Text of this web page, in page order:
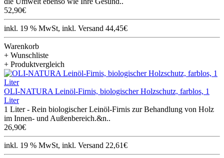
52,90€
inkl. 19 % MwSt, inkl. Versand 44,45€
Warenkorb
+ Wunschliste
+ Produktvergleich
OLI-NATURA Leinöl-Firnis, biologischer Holzschutz, farblos, 1
Liter
1 Liter - Rein biologischer Leinöl-Firnis zur Behandlung von Holz
im Innen- und Außenbereich.&n..
26,90€
inkl. 19 % MwSt, inkl. Versand 22,61€